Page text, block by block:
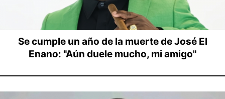
Se cumple un año de la muerte de José El
Enano: "Aún duele mucho, mi amigo"